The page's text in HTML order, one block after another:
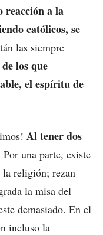
reacción a la
católicos, se
las siempre
los que
el espíritu de
Al tener dos
Por una parte, existe
la religión; rezan
la misa del
demasiado. En el
incluso la